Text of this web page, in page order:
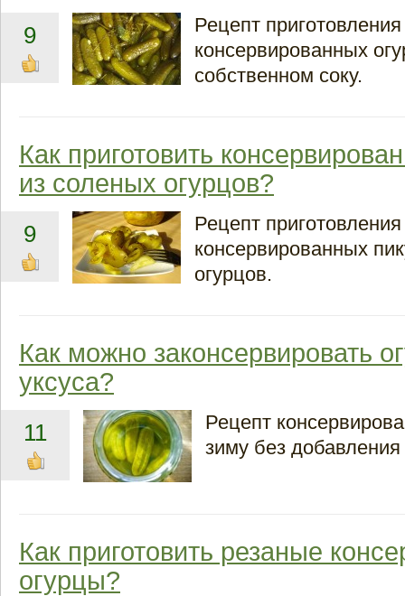
9
Рецепт приготовления
консервированных
собственном соку.
Как приготовить
из соленых огурцов?
9
Рецепт приготовления
консервированных
огурцов.
Как можно законсервировать
уксуса?
11
Рецепт
зиму без добавления
Как приготовить резаные
огурцы?